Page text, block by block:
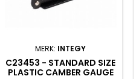
MERK: INTEGY
C23453 - STANDARD SIZE
PLASTIC CAMBER GAUGE